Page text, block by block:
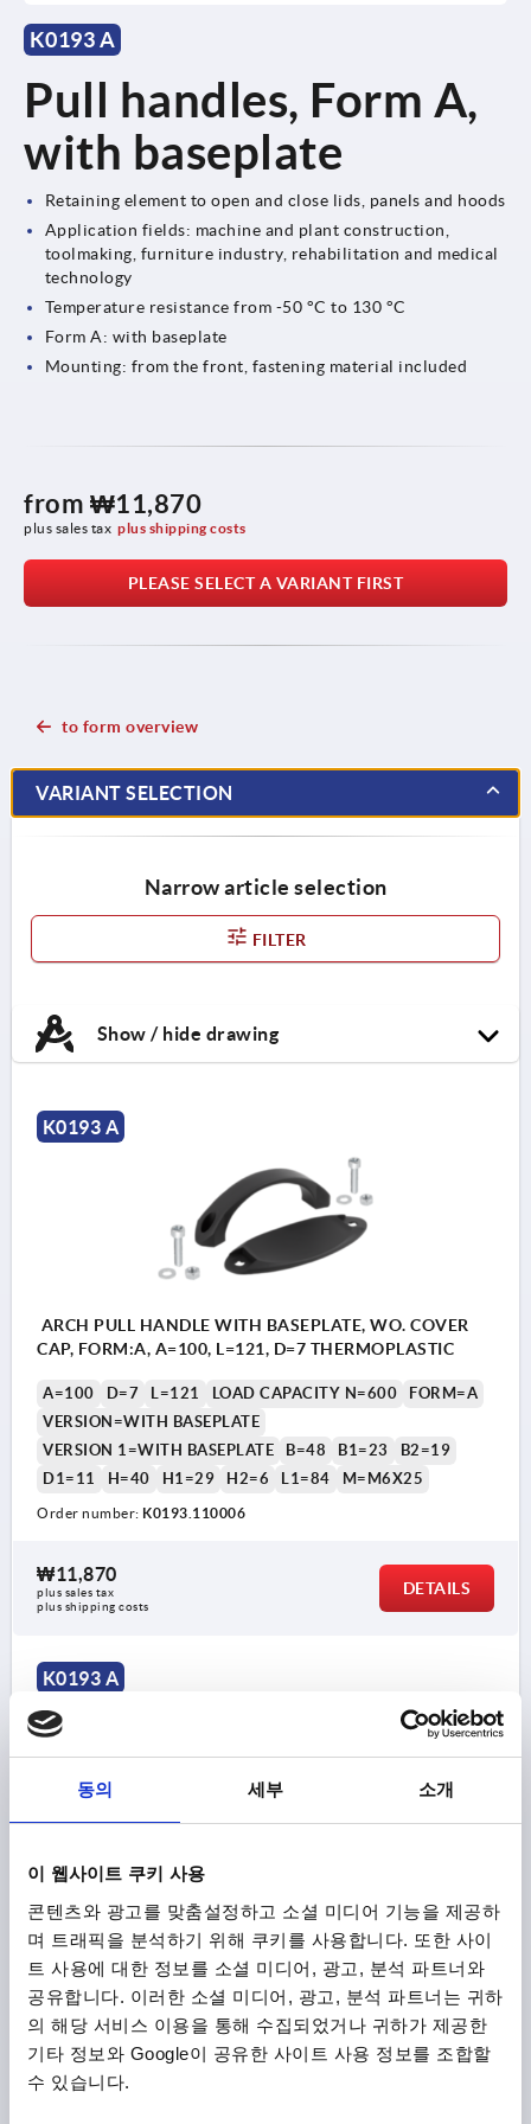
동의 세부 소개
이 웹사이트 쿠키 사용
콘텐츠와 광고를 맞춤설정하고 소셜 미디어 기능을 제공하
며 트래픽을 분석하기 위해 쿠키를 사용합니다. 또한 사이
트 사용에 대한 정보를 소셜 미디어, 광고, 분석 파트너와
공유합니다. 이러한 소셜 미디어, 광고, 분석 파트너는 귀하
의 해당 서비스 이용을 통해 수집되었거나 귀하가 제공한
기타 정보와 Google이 공유한 사이트 사용 정보를 조합할
수 있습니다.
K0193 A
Pull handles, Form A,
with baseplate
Retaining element to open and close lids, panels and hoods
Application fields: machine and plant construction,
toolmaking, furniture industry, rehabilitation and medical
technology
Temperature resistance from -50 °C to 130 °C
Form A: with baseplate
Mounting: from the front, fastening material included
from ₩11,870
plus sales tax plus shipping costs
PLEASE SELECT A VARIANT FIRST
to form overview
VARIANT SELECTION
Narrow article selection
FILTER
Show / hide drawing
1) end cap
2) baseplate
K0193 A
ARCH PULL HANDLE WITH BASEPLATE, WO. COVER
CAP, FORM:A, A=100, L=121, D=7 THERMOPLASTIC
A=100 D=7 L=121 LOAD CAPACITY N=600
FORM=A
VERSION=WITH BASEPLATE
VERSION 1=WITH BASEPLATE
B=48 B1=23
B2=19
D1=11
H=40 H1=29 H2=6 L1=84 M=M6X25
Order number: K0193.110006
₩11,870
plus sales tax
plus shipping costs
DETAILS
K0193 A
ARCH PULL HANDLE WITH BASEPLATE, W. COVER
CAP, FORM:A, A=120, L=152, D=7 THERMOPLASTIC
A=120 D=7 L=152 LOAD CAPACITY N=600
FORM=A
VERSION=WITH BASEPLATE
VERSION 1=WITH BASEPLATE
B=57 B1=28
B2=23
D1=12
H=52 H1=36 H2=7 L1=104 M=M6X25
Order number: K0193.112006